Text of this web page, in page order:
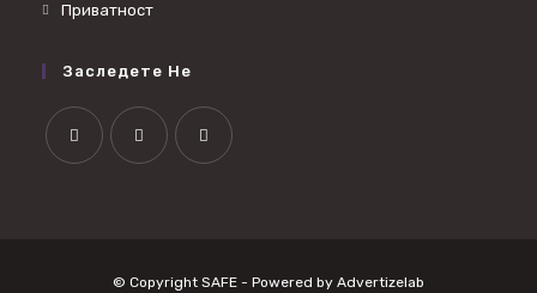
Приватност
Заследете Не
© Copyright SAFE - Powered by Advertizelab